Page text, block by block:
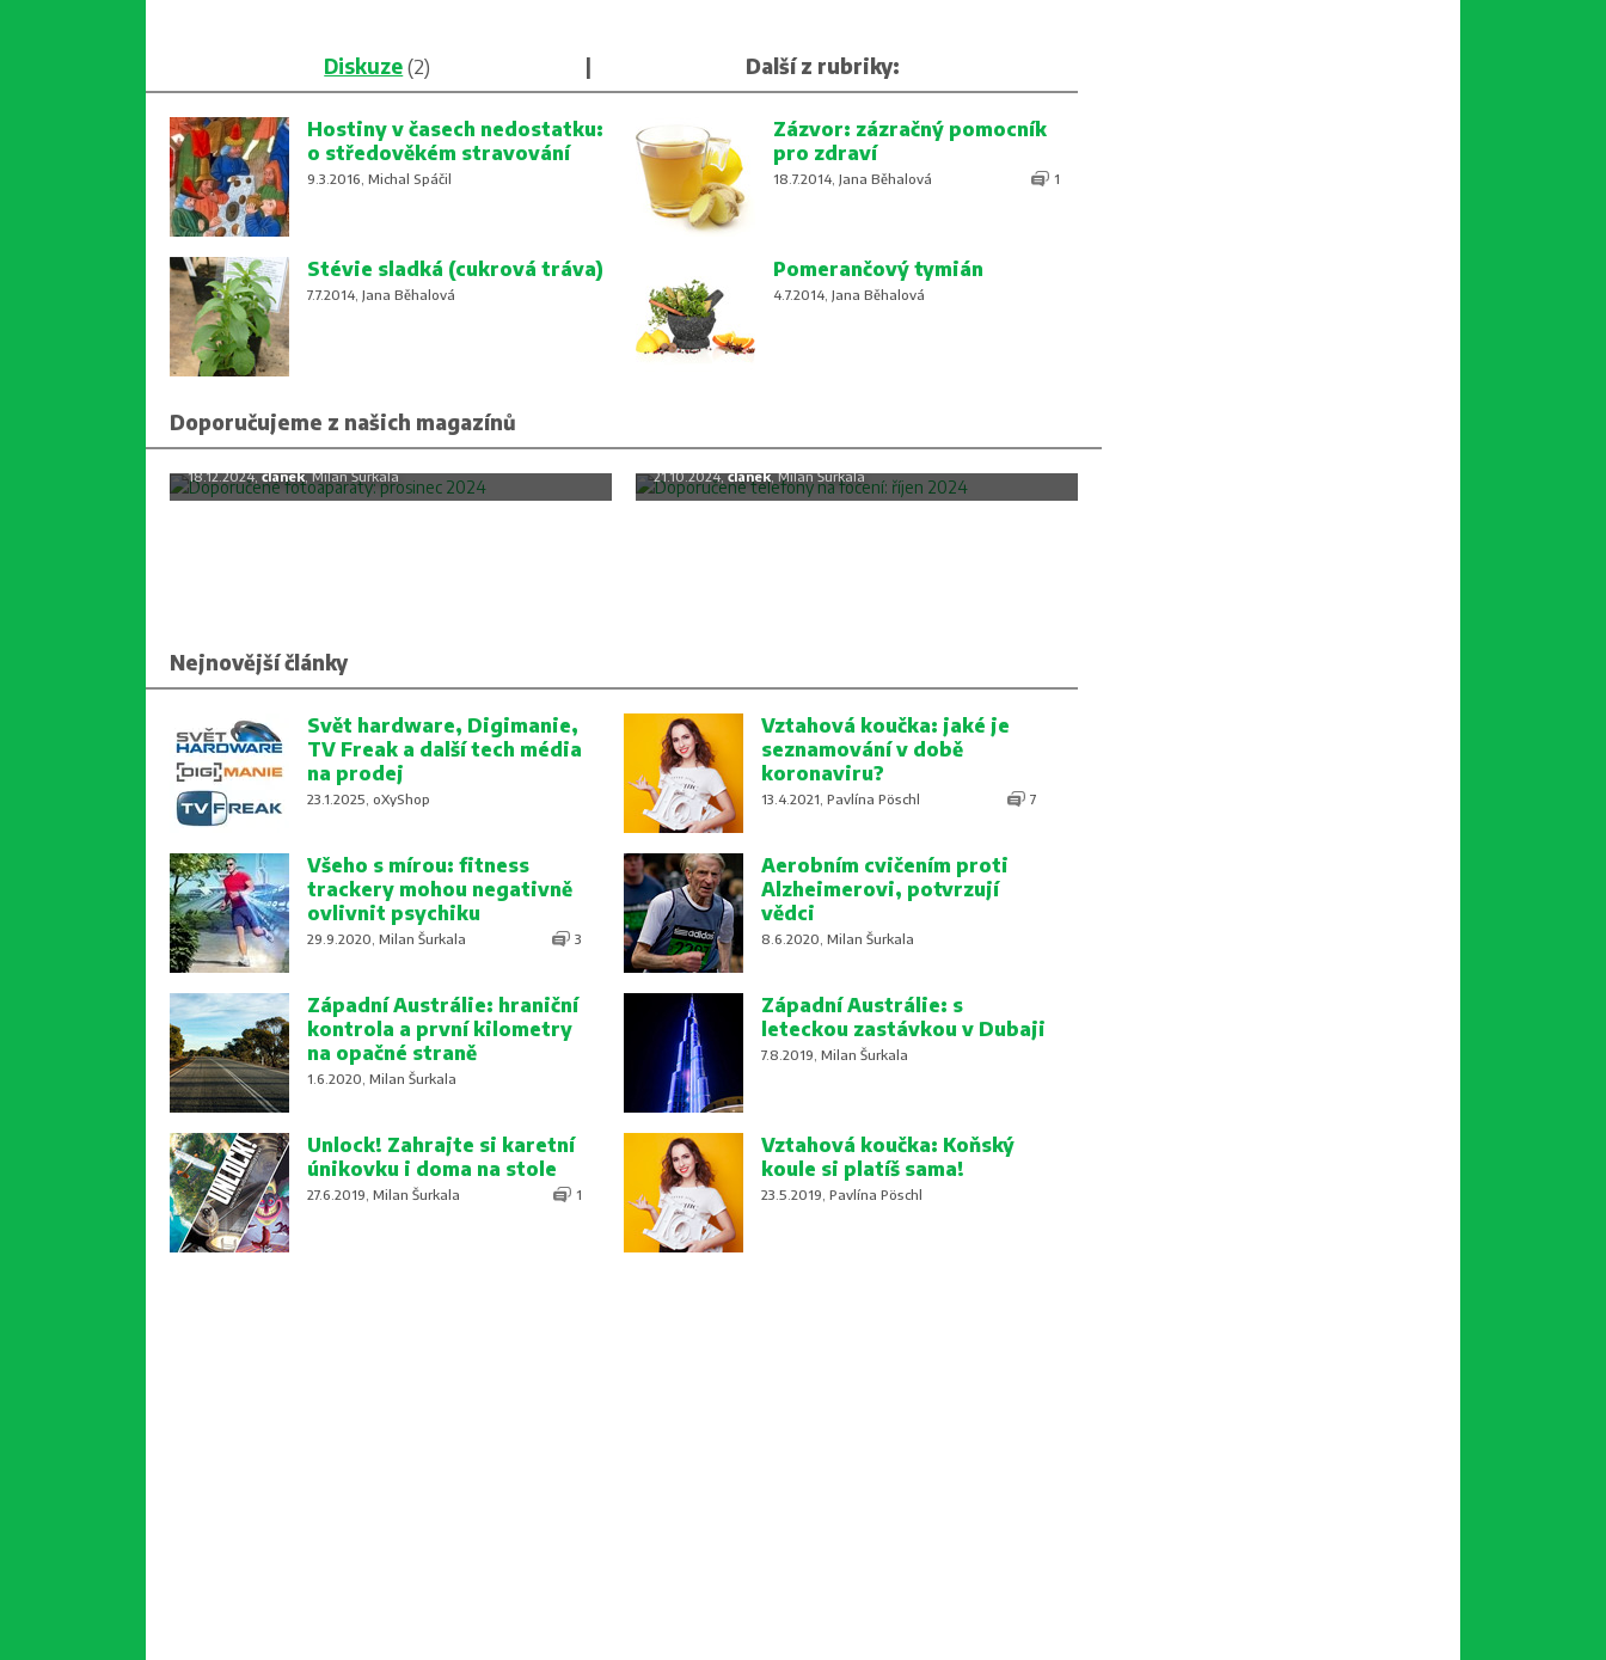
Diskuze(2) | Další z rubriky:
Hostiny v časech nedostatku:
o středověkém stravování
9.3.2016, Michal Spáčil
Zázvor: zázračný pomocník
pro zdraví
18.7.2014, Jana Běhalová 1
Stévie sladká (cukrová tráva)
7.7.2014, Jana Běhalová
Pomerančový tymián
4.7.2014, Jana Běhalová
Doporučujeme z našich magazínů
Doporučené fotoaparáty: prosinec
2024
18.12.2024,článek, Milan Šurkala
2024
21.10.2024,článek, Milan Šurkala
Nejnovější články
Svět hardware, Digimanie,
TV Freak a další tech média
na prodej
23.1.2025, oXyShop
Vztahová koučka: jaké je
seznamování v době
koronaviru?
13.4.2021, Pavlína Pöschl 7
Všeho s mírou: fitness
trackery mohou negativně
ovlivnit psychiku
29.9.2020, Milan Šurkala 3
Aerobním cvičením proti
Alzheimerovi, potvrzují
vědci
8.6.2020, Milan Šurkala
Západní Austrálie: hraniční
kontrola a první kilometry
na opačné straně
1.6.2020, Milan Šurkala
Západní Austrálie: s
leteckou zastávkou v Dubaji
7.8.2019, Milan Šurkala
Unlock! Zahrajte si karetní
únikovku i doma na stole
27.6.2019, Milan Šurkala 1
Vztahová koučka: Koňský
koule si platíš sama!
23.5.2019, Pavlína Pöschl